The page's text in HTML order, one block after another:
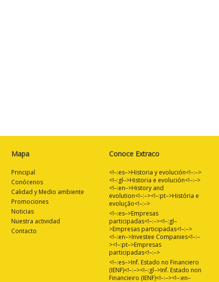
Mapa
Principal
Conócenos
Calidad y Medio ambiente
Promociones
Noticias
Nuestra actividad
Contacto
Conoce Extraco
<!–:es–>Historia y evolución<!–:–>
<!–:gl–>Historia e evolución<!–:–>
<!–:en–>History and
evolution<!–:–><!–:pt–>História e
evolução<!–:–>
<!–:es–>Empresas
participadas<!–:–><!–:gl–
>Empresas participadas<!–:–>
<!–:en–>Investee Companies<!–:–
><!–:pt–>Empresas
participadas<!–:–>
<!–:es–>Inf. Estado no Financiero
(IENF)<!–:–><!–:gl–>Inf. Estado non
Financieiro (IENF)<!–:–><!–:en–